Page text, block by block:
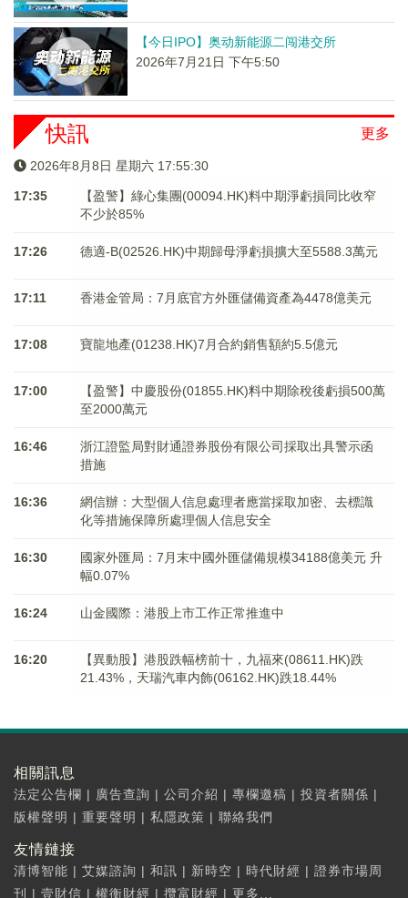
【今日IPO】奥动新能源二闯港交所
2026年7月21日 下午5:50
更多
快訊
2026年8月8日 星期六 17:55:30
17:35
【盈警】綠心集團(00094.HK)料中期淨虧損同比收窄
不少於85%
17:26 德適-B(02526.HK)中期歸母淨虧損擴大至5588.3萬元
17:11 香港金管局：7月底官方外匯儲備資產為4478億美元
17:08 寶龍地產(01238.HK)7月合約銷售額約5.5億元
17:00
【盈警】中慶股份(01855.HK)料中期除稅後虧損500萬
至2000萬元
16:46
浙江證監局對財通證券股份有限公司採取出具警示函
措施
16:36
網信辦：大型個人信息處理者應當採取加密、去標識
化等措施保障所處理個人信息安全
16:30
國家外匯局：7月末中國外匯儲備規模34188億美元 升
幅0.07%
16:24 山金國際：港股上市工作正常推進中
16:20
【異動股】港股跌幅榜前十，九福來(08611.HK)跌
21.43%，天瑞汽車内飾(06162.HK)跌18.44%
相關訊息
法定公告欄 | 廣告查詢 | 公司介紹 | 專欄邀稿 | 投資者關係 |
版權聲明 | 重要聲明 | 私隱政策 | 聯絡我們
友情鏈接
清博智能 | 艾媒諮詢 | 和訊 | 新時空 | 時代財經 | 證券市場周
刊
| 壹財信 | 權衡財經 | 攬富財經 | 更多...